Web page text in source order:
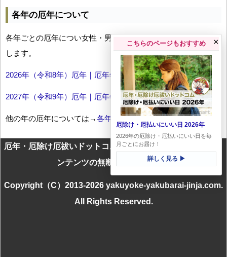
各年の厄年について
各年ごとの厄年につい女性・男性の年齢早見表とともにお伝え
します。
2026年（令和8年）厄年｜厄年年齢早見表
2027年（令和9年）厄年｜厄年年齢早見表
他の年の厄年については→各年厄年一覧
厄年・厄除け厄祓いドットコムに掲載のテキスト・画像等コ
ンテンツの無断転載を禁じます
Copyright（C）2013-2026 yakuyoke-yakubarai-jinja.com.
All Rights Reserved.
こちらのページもおすすめ
厄除け・厄払いにいい日 2026年
2026年の厄除け・厄払いにいい日を毎
月ごとにお届け！
詳しく見る ▶
×